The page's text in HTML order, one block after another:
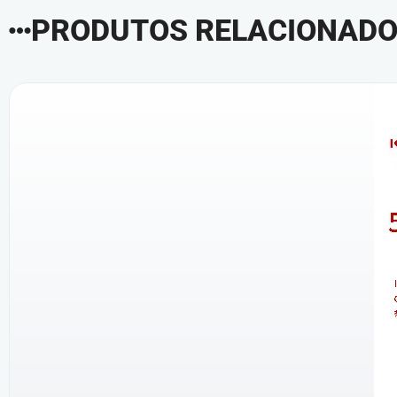
PRODUTOS